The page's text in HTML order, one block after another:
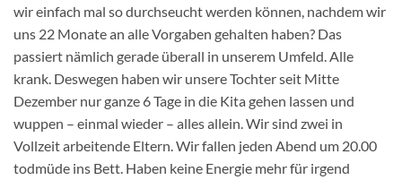
wir einfach mal so durchseucht werden können, nachdem wir
uns 22 Monate an alle Vorgaben gehalten haben? Das
passiert nämlich gerade überall in unserem Umfeld. Alle
krank. Deswegen haben wir unsere Tochter seit Mitte
Dezember nur ganze 6 Tage in die Kita gehen lassen und
wuppen – einmal wieder – alles allein. Wir sind zwei in
Vollzeit arbeitende Eltern. Wir fallen jeden Abend um 20.00
todmüde ins Bett. Haben keine Energie mehr für irgend